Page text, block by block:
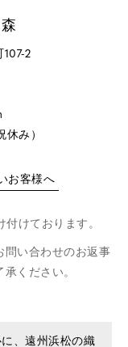
2
み）
お客様へ
けております。
問い合わせのお返事
ください。
、遠州浜松の織